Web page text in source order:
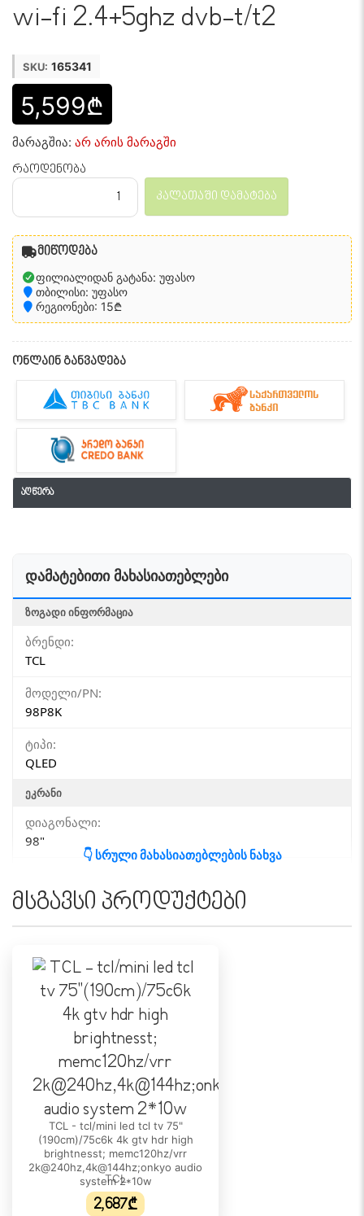
wi-fi 2.4+5ghz dvb-t/t2
SKU: 165341
5,599₾
მარაგშია: არ არის მარაგში
რაოდენობა
კალათაში დამატება
მიწოდება
ფილიალიდან გატანა: უფასო
თბილისი: უფასო
რეგიონები: 15₾
ონლაინ განვადება
აღწერა
დამატებითი მახასიათებლები
ᲖᲝᲒᲐᲓᲘ ᲘᲜᲤᲝᲠᲛᲐᲪᲘᲐ
ბრენდი:
TCL
მოდელი/PN:
98P8K
ტიპი:
QLED
ᲔᲙᲠᲐᲜᲘ
დიაგონალი:
98"
3840 x 2160 (4K)
ეკრანის ფორმატი:
განახლების სიხშირე:
144 Hz
DCI-P3 ფერთა დიაპაზონი:
HDR მხარდაჭერა:
HDR10+
სტატიკური კონტრასტულობის კოეფიციენტი:
5000:1
ეკრანის დაყოვნების დრო:
👇 სრული მახასიათებლების ნახვა
მსგავსი პროდუქტები
TCL - tcl/mini led tcl tv 75"
(190cm)/75c6k 4k gtv hdr high
brightnesst; memc120hz/vrr
2k@240hz,4k@144hz;onkyo audio
system 2*10w
TCL
2,687₾